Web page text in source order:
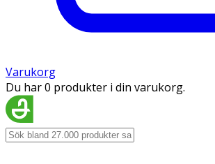
Varukorg
Du har 0 produkter i din varukorg.